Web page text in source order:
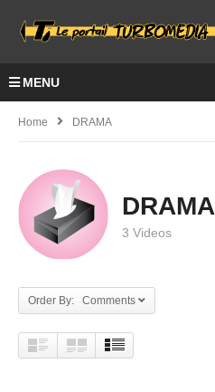
MENU
Home DRAMA
DRAMA
3 Videos
Order By: Comments